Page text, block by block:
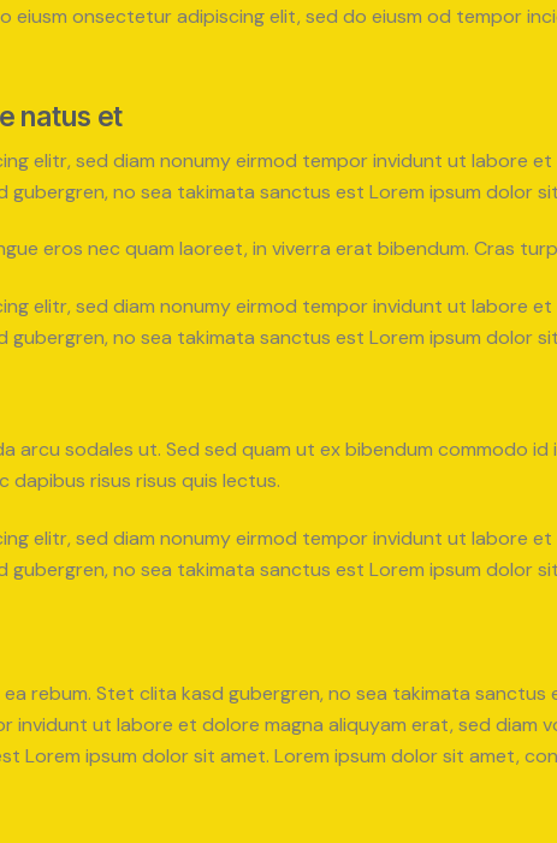
eiusm onsectetur adipiscing elit, sed do eiusm od tempor
natus et
elitr, sed diam nonumy eirmod tempor invidunt ut labore
no sea takimata sanctus est Lorem ipsum dolor
eros nec quam laoreet, in viverra erat bibendum. Cras
elitr, sed diam nonumy eirmod tempor invidunt ut labore
no sea takimata sanctus est Lorem ipsum dolor
arcu sodales ut. Sed sed quam ut ex bibendum commodo
risus risus quis lectus.
elitr, sed diam nonumy eirmod tempor invidunt ut labore
no sea takimata sanctus est Lorem ipsum dolor
rebum. Stet clita kasd gubergren, no sea takimata
invidunt ut labore et dolore magna aliquyam erat, sed
Lorem ipsum dolor sit amet. Lorem ipsum dolor sit amet,